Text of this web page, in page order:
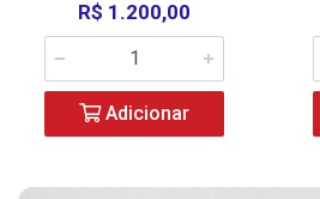
R$ 1.200,00
Adicionar